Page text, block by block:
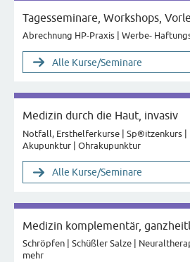
Tagesseminare, Workshops,
Abrechnung HP-Praxis | Werbe-
Alle Kurse/Seminare
Medizin durch die Haut, invasiv
Notfall, Ersthelferkurse | Sp®itzenkurs |
Akupunktur | Ohrakupunktur
Alle Kurse/Seminare
Medizin komplementär,
Schröpfen | Schüßler Salze |
mehr